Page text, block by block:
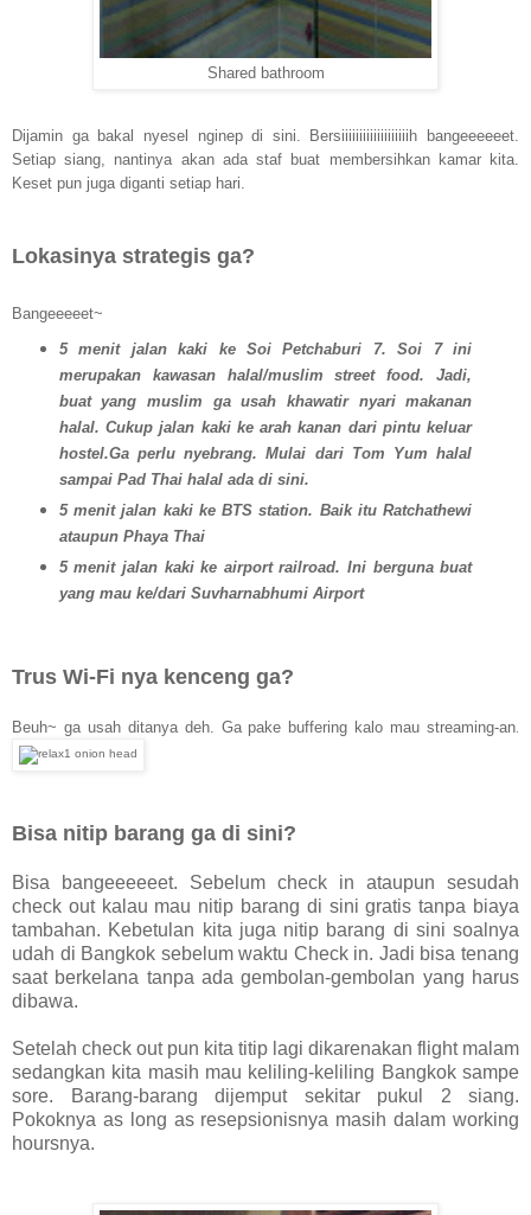
Shared bathroom
Dijamin ga bakal nyesel nginep di sini. Bersiiiiiiiiiiiiiiiiiiih bangeeeeeet.
Setiap siang, nantinya akan ada staf buat membersihkan kamar kita.
Keset pun juga diganti setiap hari.
Lokasinya strategis ga?
Bangeeeeet~
5 menit jalan kaki ke Soi Petchaburi 7. Soi 7 ini
merupakan kawasan halal/muslim street food. Jadi,
buat yang muslim ga usah khawatir nyari makanan
halal. Cukup jalan kaki ke arah kanan dari pintu keluar
hostel.Ga perlu nyebrang. Mulai dari Tom Yum halal
sampai Pad Thai halal ada di sini.
5 menit jalan kaki ke BTS station. Baik itu Ratchathewi
ataupun Phaya Thai
5 menit jalan kaki ke airport railroad. Ini berguna buat
yang mau ke/dari Suvharnabhumi Airport
Trus Wi-Fi nya kenceng ga?
Beuh~ ga usah ditanya deh. Ga pake buffering kalo mau streaming-an
Bisa nitip barang ga di sini?
Bisa bangeeeeeet. Sebelum check in ataupun sesudah
check out kalau mau nitip barang di sini gratis tanpa biaya
tambahan. Kebetulan kita juga nitip barang di sini soalnya
udah di Bangkok sebelum waktu Check in. Jadi bisa tenang
saat berkelana tanpa ada gembolan-gembolan yang harus
dibawa.
Setelah check out pun kita titip lagi dikarenakan flight malam
sedangkan kita masih mau keliling-keliling Bangkok sampe
sore. Barang-barang dijemput sekitar pukul 2 siang.
Pokoknya as long as resepsionisnya masih dalam working
hoursnya.